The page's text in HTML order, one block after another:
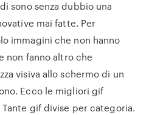
sono senza dubbio una
mai fatte. Per
immagini che non hanno
non fanno altro che
visiva allo schermo di un
Ecco le migliori gif
gif divise per categoria.